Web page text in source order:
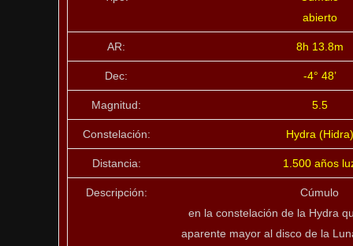
abierto
AR: 8h 13.8m
Dec: -4° 48’
Magnitud: 5.5
Constelación: Hydra (Hidra)
Distancia: 1.500 años
Descripción:
Cúmulo
en la constelación de la Hydra
aparente mayor al disco de la